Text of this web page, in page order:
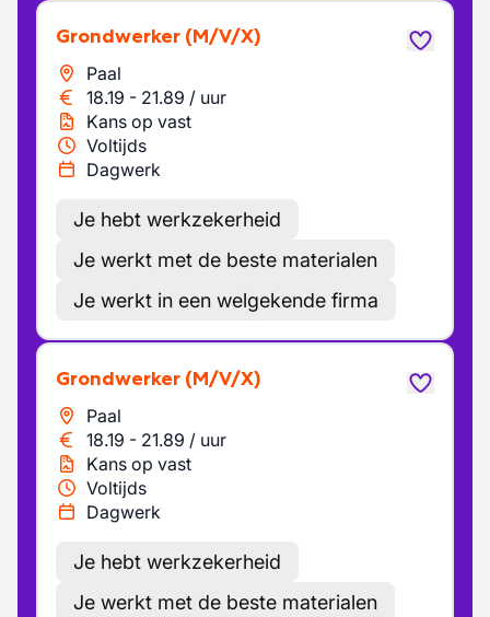
Grondwerker (M/V/X)
Paal
18.19 - 21.89 / uur
Kans op vast
Voltijds
Dagwerk
Je hebt werkzekerheid
Je werkt met de beste materialen
Je werkt in een welgekende firma
Grondwerker (M/V/X)
Paal
18.19 - 21.89 / uur
Kans op vast
Voltijds
Dagwerk
Je hebt werkzekerheid
Je werkt met de beste materialen